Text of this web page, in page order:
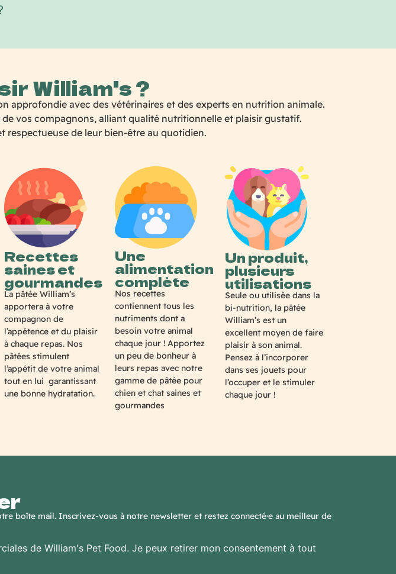
William's ?
approfondie avec des vétérinaires et des experts en nutrition animale.
vos compagnons, alliant qualité nutritionnelle et plaisir gustatif.
respectueuse de leur bien-être au quotidien.
Recettes
saines et
gourmandes
La pâtée William’s
apportera à votre
compagnon de
l’appétence et du plaisir
à chaque repas. Nos
pâtées stimulent
l’appétit de votre animal
tout en lui garantissant
une bonne hydratation.
Une
alimentation
complète
Nos recettes
contiennent tous les
nutriments dont a
besoin votre animal
chaque jour ! Apportez
un peu de bonheur à
leurs repas avec notre
gamme de pâtée pour
chien et chat saines et
gourmandes
Un produit,
plusieurs
utilisations
Seule ou utilisée dans la
bi-nutrition, la pâtée
William’s est un
excellent moyen de faire
plaisir à son animal.
Pensez à l’incorporer
dans ses jouets pour
l’occuper et le stimuler
chaque jour !
boîte mail. Inscrivez-vous à notre newsletter et restez connecté·e au meilleur de
de William's Pet Food. Je peux retirer mon consentement à tout